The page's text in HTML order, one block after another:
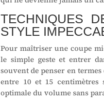
TECHNIQUES
STYLE
Pour maîtriser une coupe
le simple geste et entrer
souvent de penser en
entre 10 et 15
optimale du volume sans